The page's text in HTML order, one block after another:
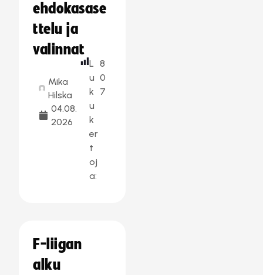
ehdokasase
ttelu ja
valinnat
Mika
Hilska
04.08.
2026
L
u
k
u
k
er
t
oj
a:
8
0
7
F-liigan
alku